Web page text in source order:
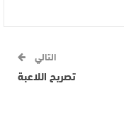
التالي
تصريح اللاعبة